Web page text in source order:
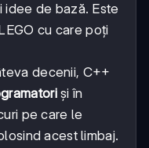
idee de bază. Este
cu care poți
decenii, C++
și în
pe care le
acest limbaj.